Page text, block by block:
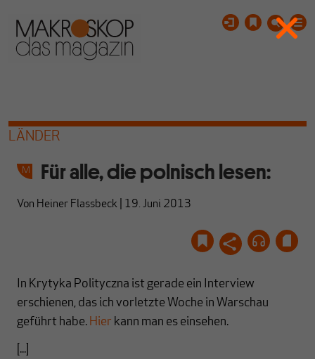
LÄNDER
Für alle, die polnisch lesen:
Von Heiner Flassbeck 19. Juni 2013
In Krytyka Polityczna ist gerade ein Interview
erschienen, das ich vorletzte Woche in Warschau
geführt habe. Hier kann man es einsehen.
[...]